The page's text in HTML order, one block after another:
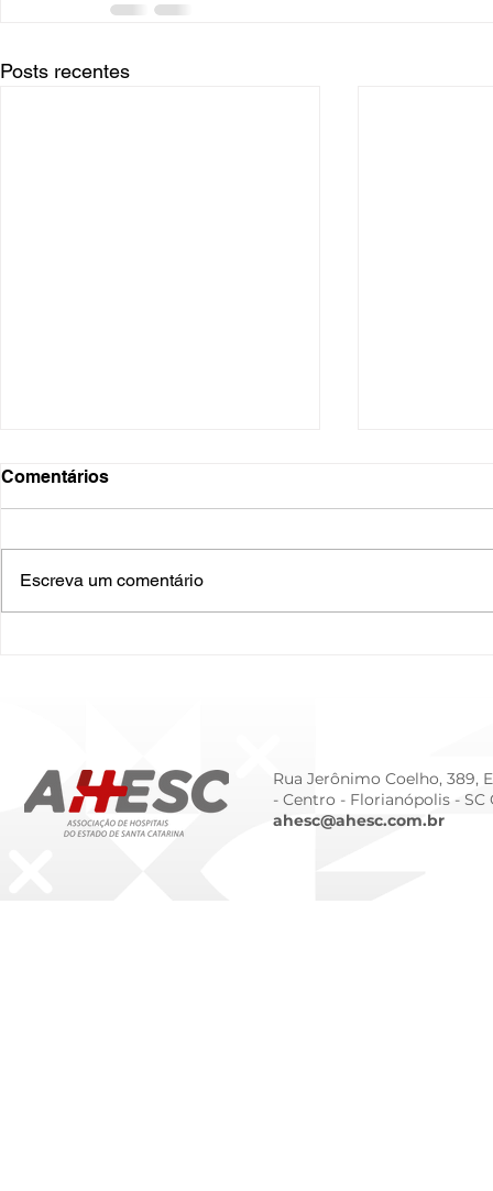
Posts recentes
Comentários
Escreva um comentário
Rua Jerônimo Coelho, 389,
- Centro - Florianópolis - SC
ahesc@ahesc.com.br